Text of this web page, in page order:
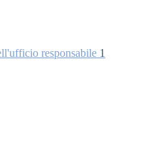
responsabile 1